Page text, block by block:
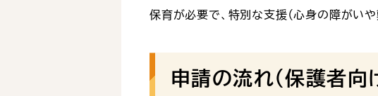
保育が必要で、特別な支援（心身の障がい
申請の流れ（保護者向